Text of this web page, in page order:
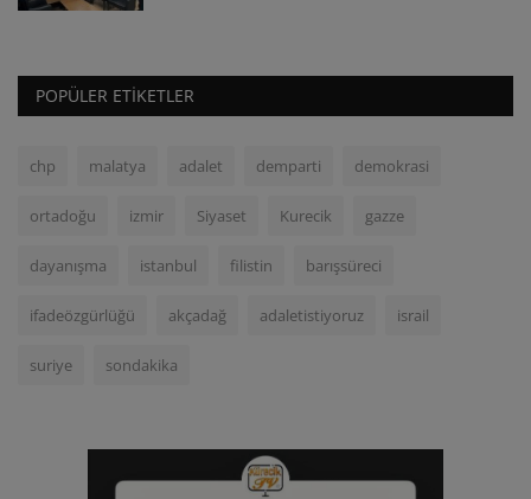
POPÜLER ETIKETLER
chp malatya adalet demparti demokrasi
ortadoğu izmir Siyaset Kurecik gazze
dayanışma istanbul filistin barışsüreci
ifadeözgürlüğü akçadağ adaletistiyoruz israil
suriye sondakika